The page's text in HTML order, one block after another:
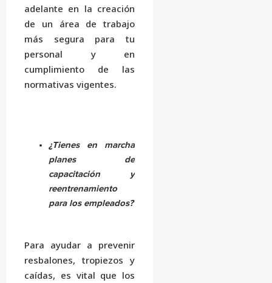
adelante en la creación
de un área de trabajo
más segura para tu
personal y en
cumplimiento de las
normativas vigentes.
¿Tienes en marcha
planes de
capacitación y
reentrenamiento
para los empleados?
Para ayudar a prevenir
resbalones, tropiezos y
caídas, es vital que los